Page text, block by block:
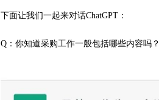
下面让我们一起来对话ChatGPT：
Q：你知道采购工作一般包括哪些内容吗？